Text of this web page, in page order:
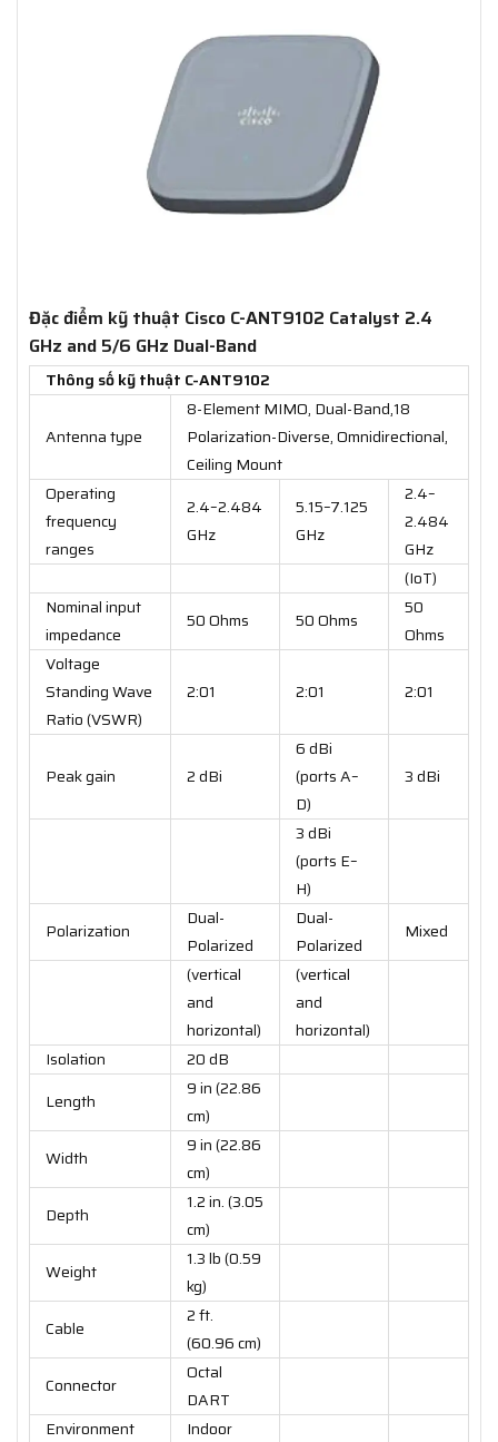
Đặc điểm kỹ thuật Cisco C-ANT9102 Catalyst 2.4
GHz and 5/6 GHz Dual-Band
Thông số kỹ thuật C-ANT9102
Antenna type
8-Element MIMO, Dual-Band,18
Polarization-Diverse, Omnidirectional,
Ceiling Mount
Operating
frequency
ranges
2.4–2.484
GHz
5.15–7.125
GHz
2.4–
2.484
GHz
(IoT)
Nominal input
impedance
50 Ohms 50 Ohms
50
Ohms
Voltage
Standing Wave
Ratio (VSWR)
2:01 2:01 2:01
Peak gain 2 dBi
6 dBi
(ports A–
D)
3 dBi
3 dBi
(ports E–
H)
Polarization
Dual-
Polarized
Dual-
Polarized
Mixed
(vertical
and
horizontal)
(vertical
and
horizontal)
Isolation
20 dB
Length
9 in (22.86
cm)
Width
9 in (22.86
cm)
Depth
1.2 in. (3.05
cm)
Weight
1.3 lb (0.59
kg)
Cable
2 ft.
(60.96 cm)
Connector
Octal
DART
Environment
Indoor